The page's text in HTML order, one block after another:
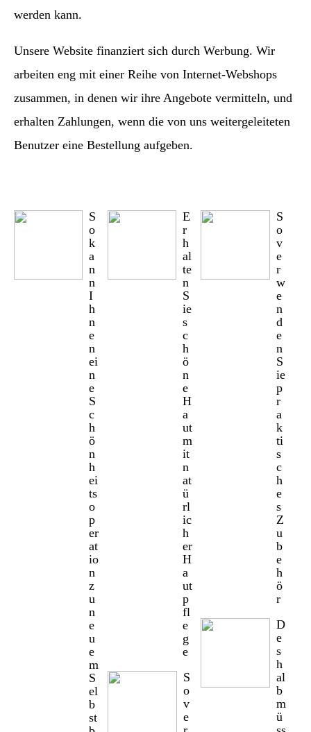
werden kann.
Unsere Website finanziert sich durch Werbung. Wir
arbeiten eng mit einer Reihe von Internet-Webshops
zusammen, in denen wir ihre Angebote vermitteln, und
erhalten Zahlungen, wenn die von uns weitergeleiteten
Benutzer eine Bestellung aufgeben.
S
o
k
a
n
n
I
h
n
e
n
ei
n
e
S
c
h
ö
n
h
ei
ts
o
p
er
at
io
n
z
u
n
e
u
e
m
S
el
b
st
E
r
h
al
te
n
S
ie
s
c
h
ö
n
e
H
a
ut
m
it
n
at
ü
rl
ic
h
er
H
a
ut
p
fl
e
g
e
S
o
v
e
S
o
v
e
r
w
e
n
d
e
n
S
ie
p
r
a
k
ti
s
c
h
e
s
Z
u
b
e
h
ö
r
D
e
s
h
al
b
m
ü